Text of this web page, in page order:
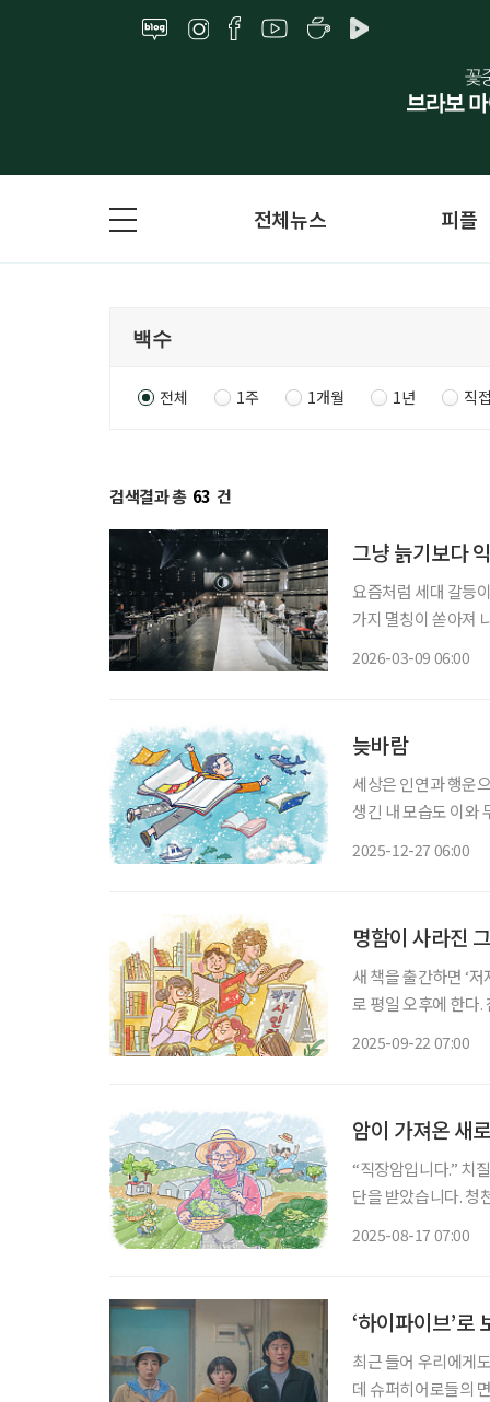
전체뉴스 피플
전체 1주 1개월 1년 직
검색결과 총 63 건
그냥 늙기보다
요즘처럼 세대 갈등
가지 멸칭이 쏟아져
2026-03-09 06:00
늦바람
세상은 인연과 행운
생긴 내 모습도 이와
2025-12-27 06:00
명함이 사라진
새 책을 출간하면 ‘
로 평일 오후에 한다
2025-09-22 07:00
암이 가져온 새
“직장암입니다.” 치
단을 받았습니다. 청
2025-08-17 07:00
‘하이파이브’로
최근 들어 우리에게
데 슈퍼히어로들의